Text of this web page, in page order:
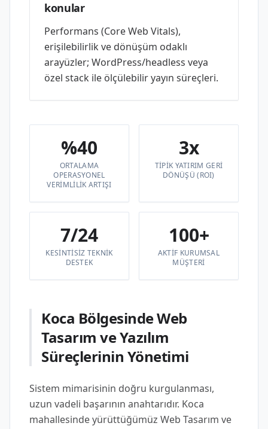
konular
Performans (Core Web Vitals),
erişilebilirlik ve dönüşüm odaklı
arayüzler; WordPress/headless veya
özel stack ile ölçülebilir yayın süreçleri.
%40
ORTALAMA
OPERASYONEL
VERIMLILIK ARTIŞI
3x
TIPIK YATIRIM GERI
DÖNÜŞÜ (ROI)
7/24
KESINTISIZ TEKNIK
DESTEK
100+
AKTIF KURUMSAL
MÜŞTERI
Koca Bölgesinde Web
Tasarım ve Yazılım
Süreçlerinin Yönetimi
Sistem mimarisinin doğru kurgulanması,
uzun vadeli başarının anahtarıdır. Koca
mahallesinde yürüttüğümüz Web Tasarım ve